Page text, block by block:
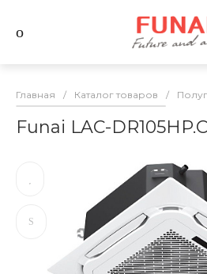
Главная / Каталог товаров /
Funai LAC-